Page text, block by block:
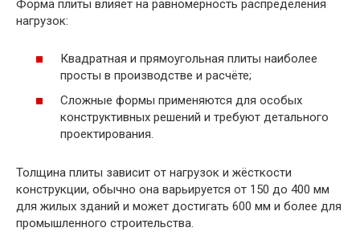
Форма плиты влияет на равномерность распределения
нагрузок:
Квадратная и прямоугольная плиты наиболее
просты в производстве и расчёте;
Сложные формы применяются для особых
конструктивных решений и требуют детального
проектирования.
Толщина плиты зависит от нагрузок и жёсткости
конструкции, обычно она варьируется от 150 до 400 мм
для жилых зданий и может достигать 600 мм и более для
промышленного строительства.